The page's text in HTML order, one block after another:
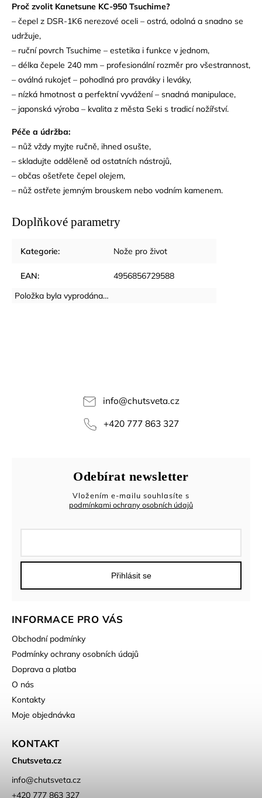
Proč zvolit Kanetsune KC-950 Tsuchime?
– čepel z DSR-1K6 nerezové oceli – ostrá, odolná a snadno se
udržuje,
– ruční povrch Tsuchime – estetika i funkce v jednom,
– délka čepele 240 mm – profesionální rozměr pro všestrannost,
– oválná rukojeť – pohodlná pro praváky i leváky,
– nízká hmotnost a perfektní vyvážení – snadná manipulace,
– japonská výroba – kvalita z města Seki s tradicí nožířství.
Péče a údržba:
– nůž vždy myjte ručně, ihned osušte,
– skladujte odděleně od ostatních nástrojů,
– občas ošetřete čepel olejem,
– nůž ostřete jemným brouskem nebo vodním kamenem.
Doplňkové parametry
Kategorie: Nože pro život
EAN:
4956856729588
Položka byla vyprodána…
info@chutsveta.cz
+420 777 863 327
INFORMACE PRO VÁS
Obchodní podmínky
Podmínky ochrany osobních údajů
Doprava a platba
O nás
Kontakty
Moje objednávka
KONTAKT
Chutsveta.cz
info@chutsveta.cz
+420 777 863 327
Odebírat newsletter
Vložením e-mailu souhlasíte s
podmínkami ochrany osobních údajů
Přihlásit se